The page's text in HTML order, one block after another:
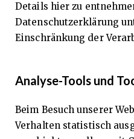
Details hier zu
Datenschutzerklärung
Einschränkung der
Analyse-Tools und
Beim Besuch unserer
Verhalten statistisch